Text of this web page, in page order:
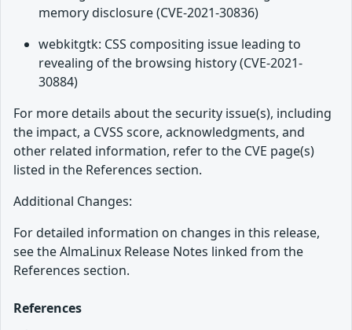
memory disclosure (CVE-2021-30836)
webkitgtk: CSS compositing issue leading to
revealing of the browsing history (CVE-2021-
30884)
For more details about the security issue(s), including
the impact, a CVSS score, acknowledgments, and
other related information, refer to the CVE page(s)
listed in the References section.
Additional Changes:
For detailed information on changes in this release,
see the AlmaLinux Release Notes linked from the
References section.
References